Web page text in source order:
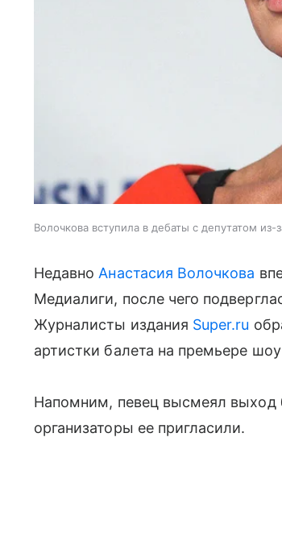
Волочкова вступила в дебаты с депутатом из-
Недавно Анастасия Волочкова
Медиалиги, после чего
Журналисты издания Super.ru
артистки балета на премьере
Напомним, певец высмеял выход
организаторы ее пригласили.